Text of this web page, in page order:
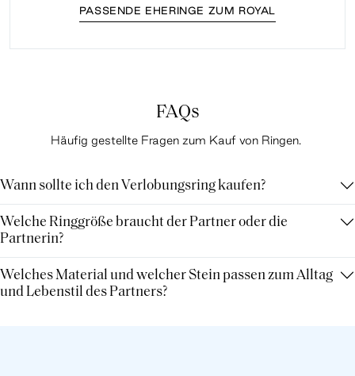
PASSENDE EHERINGE ZUM ROYAL
FAQs
Häufig gestellte Fragen zum Kauf von Ringen.
Wann sollte ich den Verlobungsring kaufen?
Welche Ringgröße braucht der Partner oder die
Partnerin?
Welches Material und welcher Stein passen zum Alltag
und Lebenstil des Partners?